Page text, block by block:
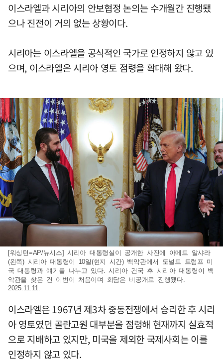
이스라엘과 시리아의 안보협정 논의는 수개월간 진행됐
으나 진전이 거의 없는 상황이다.
시리아는 이스라엘을 공식적인 국가로 인정하지 않고 있
으며, 이스라엘은 시리아 영토 점령을 확대해 왔다.
[워싱턴=AP/뉴시스] 시리아 대통령실이 공개한 사진에 아메드 알샤라
(왼쪽) 시리아 대통령이 10일(현지 시간) 백악관에서 도널드 트럼프 미
국 대통령과 얘기를 나누고 있다. 시리아 건국 후 시리아 대통령이 백
악관을 찾은 건 이번이 처음이며 회담은 비공개로 진행됐다.
2025.11.11.
이스라엘은 1967년 제3차 중동전쟁에서 승리한 후 시리
아 영토였던 골란고원 대부분을 점령해 현재까지 실효적
으로 지배하고 있지만, 미국을 제외한 국제사회는 이를
인정하지 않고 있다.